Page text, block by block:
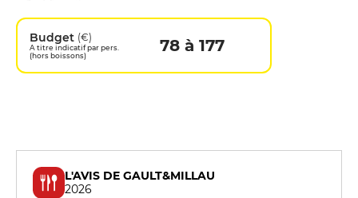
Budget (€)
A titre indicatif par pers.
(hors boissons)
78 à 177
L'AVIS DE GAULT&MILLAU
2026